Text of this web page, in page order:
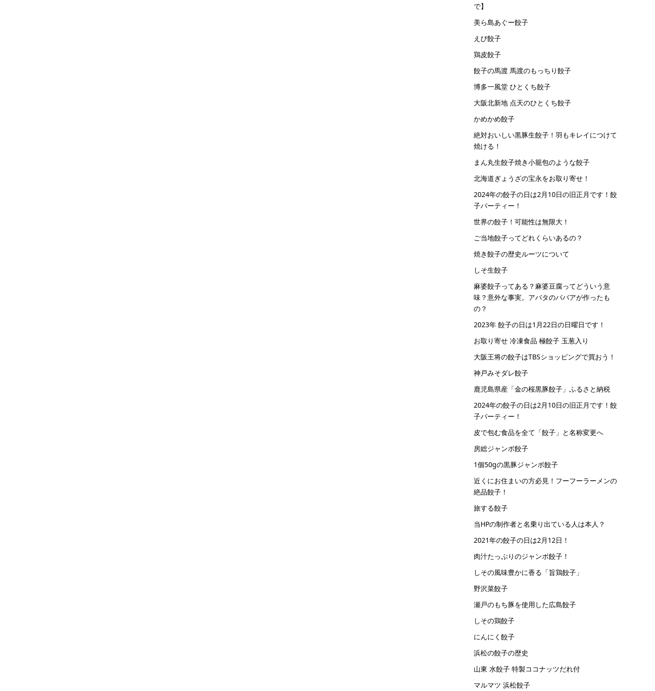
で】
美ら島あぐー餃子
えび餃子
鶏皮餃子
餃子の馬渡 馬渡のもっちり餃子
博多一風堂 ひとくち餃子
大阪北新地 点天のひとくち餃子
かめかめ餃子
絶対おいしい黒豚生餃子！羽もキレイにつけて
焼ける！
まん丸生餃子焼き小籠包のような餃子
北海道ぎょうざの宝永をお取り寄せ！
2024年の餃子の日は2月10日の旧正月です！餃
子パーティー！
世界の餃子！可能性は無限大！
ご当地餃子ってどれくらいあるの？
焼き餃子の歴史ルーツについて
しそ生餃子
麻婆餃子ってある？麻婆豆腐ってどういう意
味？意外な事実。アバタのババアが作ったも
の？
2023年 餃子の日は1月22日の日曜日です！
お取り寄せ 冷凍食品 極餃子 玉葱入り
大阪王将の餃子はTBSショッピングで買おう！
神戸みそダレ餃子
鹿児島県産「金の桜黒豚餃子」ふるさと納税
2024年の餃子の日は2月10日の旧正月です！餃
子パーティー！
皮で包む食品を全て「餃子」と名称変更へ
房総ジャンボ餃子
1個50gの黒豚ジャンボ餃子
近くにお住まいの方必見！フーフーラーメンの
絶品餃子！
旅する餃子
当HPの制作者と名乗り出ている人は本人？
2021年の餃子の日は2月12日！
肉汁たっぷりのジャンボ餃子！
しその風味豊かに香る「旨鶏餃子」
野沢菜餃子
瀬戸のもち豚を使用した広島餃子
しその鶏餃子
にんにく餃子
浜松の餃子の歴史
山東 水餃子 特製ココナッツだれ付
マルマツ 浜松餃子